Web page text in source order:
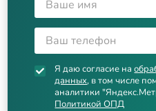
Я даю согласие на
данных, в том числе
аналитики
Политикой ОПД